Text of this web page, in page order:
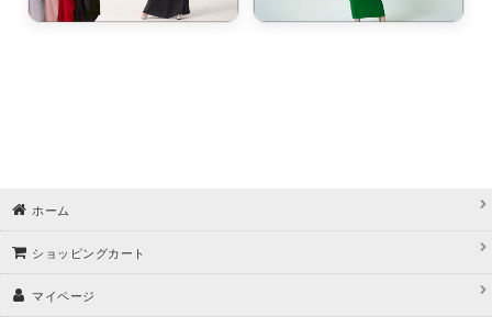
ホーム
ショッピングカート
マイページ